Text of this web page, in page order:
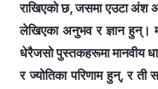
राखिएको छ, जसमा एउटा अंश
लेखिएका अनुभव र ज्ञान हुन्।
धेरैजसो पुस्तकहरूमा मानवीय
र ज्योतिका परिणाम हुन्, र